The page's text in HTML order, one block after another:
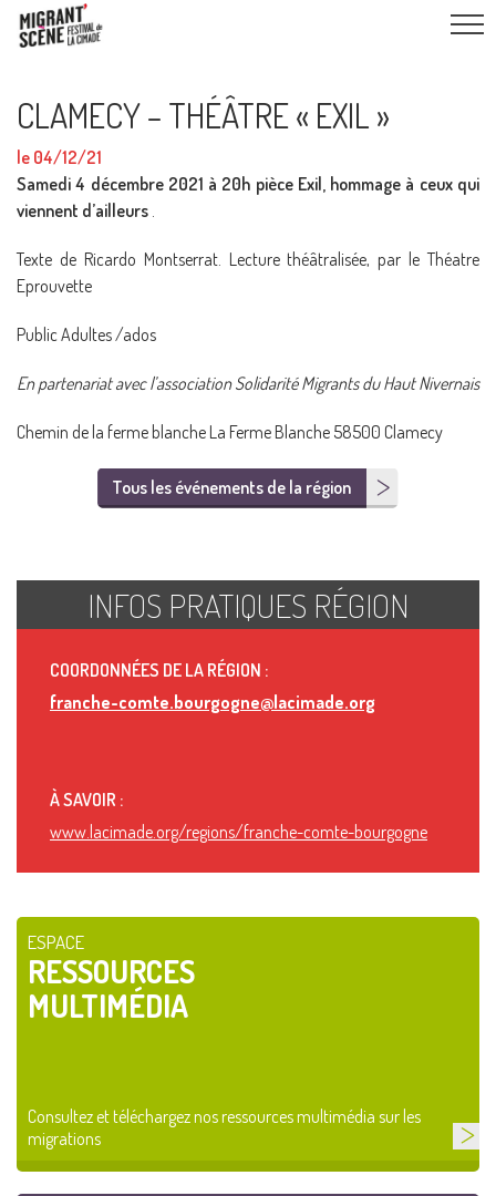
CLAMECY – THÉÂTRE « EXIL »
le 04/12/21
Samedi 4 décembre 2021 à 20h pièce Exil, hommage à ceux qui
viennent d’ailleurs .
Texte de Ricardo Montserrat. Lecture théâtralisée, par le Théatre
Eprouvette
Public Adultes /ados
En partenariat avec l’association Solidarité Migrants du Haut Nivernais
Chemin de la ferme blanche La Ferme Blanche 58500 Clamecy
Tous les événements de la région
INFOS PRATIQUES RÉGION
COORDONNÉES DE LA RÉGION :
franche-comte.bourgogne@lacimade.org
À SAVOIR :
www.lacimade.org/regions/franche-comte-bourgogne
ESPACE
RESSOURCES
MULTIMÉDIA
Consultez et téléchargez nos ressources multimédia sur les
migrations